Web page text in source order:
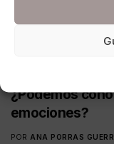
¿Podemos
emociones?
POR ANA PORRAS